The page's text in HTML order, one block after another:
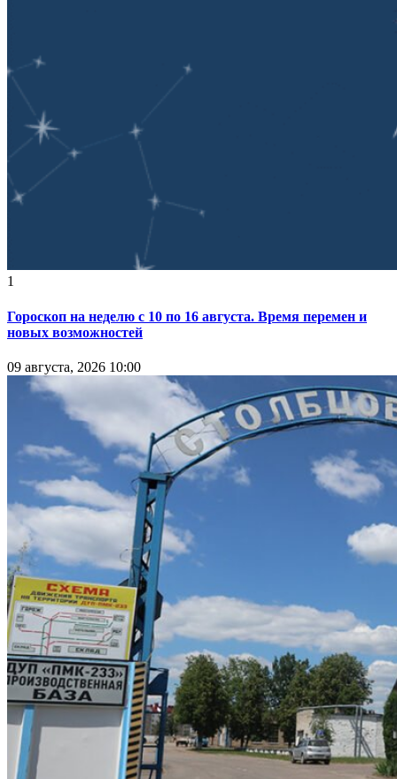
1
Гороскоп на неделю с 10 по 16 августа. Время перемен и
новых возможностей
09 августа, 2026 10:00